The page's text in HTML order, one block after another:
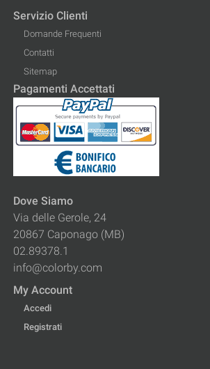
Servizio Clienti
Domande Frequenti
Contatti
Sitemap
Pagamenti Accettati
Dove Siamo
Via delle Gerole, 24
20867 Caponago (MB)
02.89378.1
info@colorby.com
My Account
Accedi
Registrati